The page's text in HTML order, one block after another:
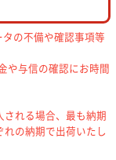
の不備や確認事項等
や与信の確認にお時間
れる場合、最も納期
の納期で出荷いたし